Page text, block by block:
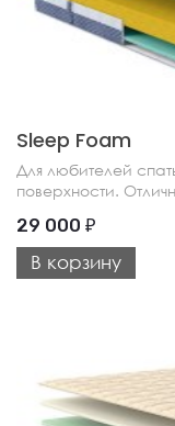
Sleep Foam
Для любителей
поверхности.
29 000 ₽
В корзину